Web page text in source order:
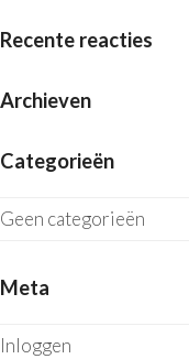
Recente reacties
Archieven
Categorieën
Geen categorieën
Meta
Inloggen